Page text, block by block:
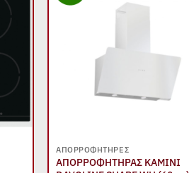
Add to
ΑΠΟΡΡΟΦΗΤΉΡΕΣ
ΑΠΟΡΡΟΦΗΤΗΡΑΣ ΚΑΜΙΝΙ